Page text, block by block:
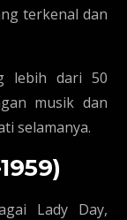
terkenal dan
lebih dari 50
musik dan
selamanya.
Lady Day,